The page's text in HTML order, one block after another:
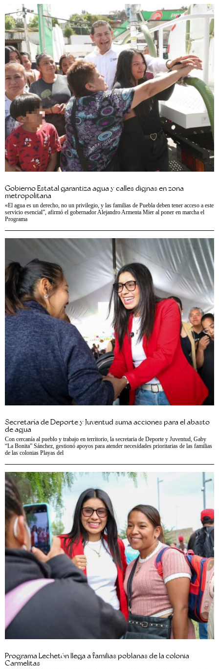
Gobierno Estatal garantiza agua y calles dignas en zona
metropolitana
«El agua es un derecho, no un privilegio, y las familias de Puebla deben tener acceso a este
servicio esencial”, afirmó el gobernador Alejandro Armenta Mier al poner en marcha el
Programa
Secretaría de Deporte y Juventud suma acciones para el abasto
de agua
Con cercanía al pueblo y trabajo en territorio, la secretaria de Deporte y Juventud, Gaby
“La Bonita” Sánchez, gestionó apoyos para atender necesidades prioritarias de las familias
de las colonias Playas del
Programa Lechetón llega a familias poblanas de la colonia
Carmelitas